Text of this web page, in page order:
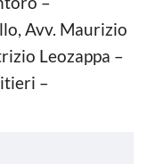
Avv. Maurizio
Leozappa –
–